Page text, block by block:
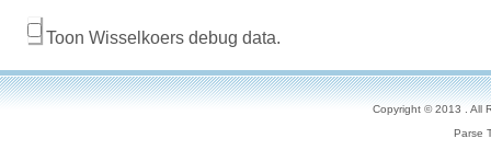
Toon Wisselkoers debug data.
Copyright © 2013 . All
Parse